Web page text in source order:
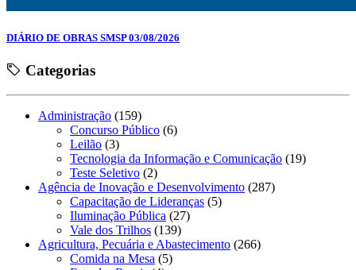
DIÁRIO DE OBRAS SMSP 03/08/2026
Categorias
Administração (159)
Concurso Público (6)
Leilão (3)
Tecnologia da Informação e Comunicação (19)
Teste Seletivo (2)
Agência de Inovação e Desenvolvimento (287)
Capacitação de Lideranças (5)
Iluminação Pública (27)
Vale dos Trilhos (139)
Agricultura, Pecuária e Abastecimento (266)
Comida na Mesa (5)